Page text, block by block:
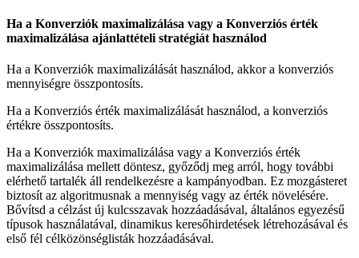
Ha a Konverziók maximalizálása vagy a Konverziós érték
maximalizálása ajánlattételi stratégiát használod
Ha a Konverziók maximalizálását használod, akkor a konverziós
mennyiségre összpontosíts.
Ha a Konverziós érték maximalizálását használod, a konverziós
értékre összpontosíts.
Ha a Konverziók maximalizálása vagy a Konverziós érték
maximalizálása mellett döntesz, győződj meg arról, hogy további
elérhető tartalék áll rendelkezésre a kampányodban. Ez mozgásteret
biztosít az algoritmusnak a mennyiség vagy az érték növelésére.
Bővítsd a célzást új kulcsszavak hozzáadásával, általános egyezésű
típusok használatával, dinamikus keresőhirdetések létrehozásával és
első fél célközönséglisták hozzáadásával.